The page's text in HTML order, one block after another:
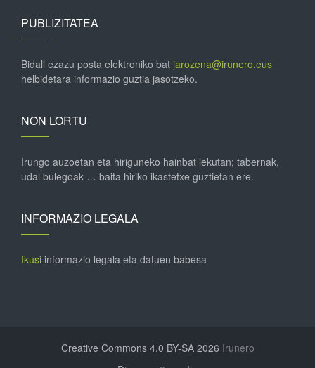
PUBLIZITATEA
Bidali ezazu posta elektroniko bat jarozena@irunero.eus
helbidetara informazio guztia jasotzeko.
NON LORTU
Irungo auzoetan eta hiriguneko hainbat lekutan; tabernak,
udal bulegoak … baita hiriko ikastetxe guztietan ere.
INFORMAZIO LEGALA
Ikusi informazio legala eta datuen babesa
Creative Commons 4.0 BY-SA 2026 Irunero